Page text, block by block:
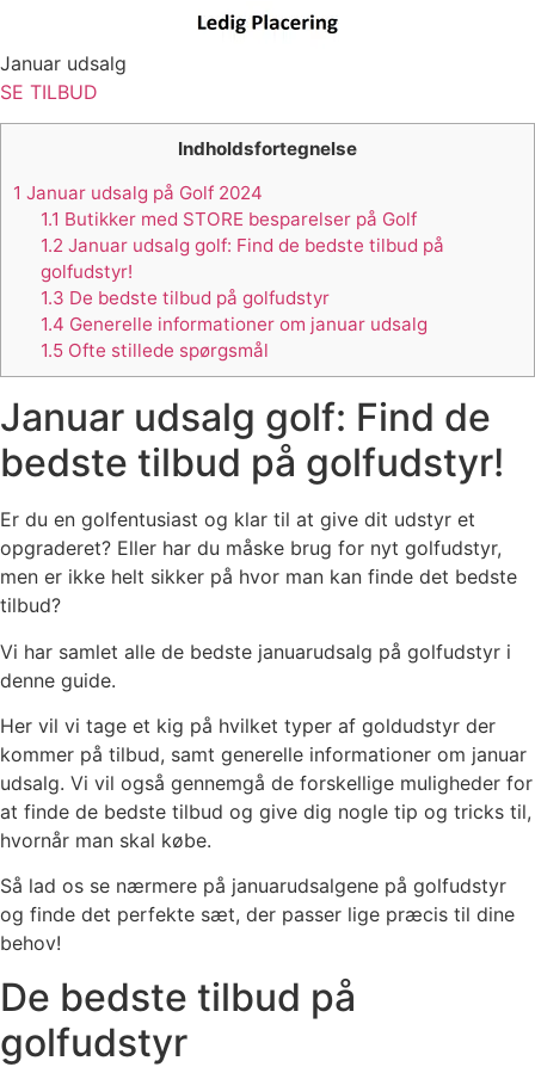
Januar udsalg
SE TILBUD
Indholdsfortegnelse
1 Januar udsalg på Golf 2024
1.1 Butikker med STORE besparelser på Golf
1.2 Januar udsalg golf: Find de bedste tilbud på
golfudstyr!
1.3 De bedste tilbud på golfudstyr
1.4 Generelle informationer om januar udsalg
1.5Ofte stillede spørgsmål
Januar udsalg golf: Find de
bedste tilbud på golfudstyr!
Er du en golfentusiast og klar til at give dit udstyr et
opgraderet? Eller har du måske brug for nyt golfudstyr,
men er ikke helt sikker på hvor man kan finde det bedste
tilbud?
Vi har samlet alle de bedste januarudsalg på golfudstyr i
denne guide.
Her vil vi tage et kig på hvilket typer af goldudstyr der
kommer på tilbud, samt generelle informationer om januar
udsalg. Vi vil også gennemgå de forskellige muligheder for
at finde de bedste tilbud og give dig nogle tip og tricks til,
hvornår man skal købe.
Så lad os se nærmere på januarudsalgene på golfudstyr
og finde det perfekte sæt, der passer lige præcis til dine
behov!
De bedste tilbud på
golfudstyr